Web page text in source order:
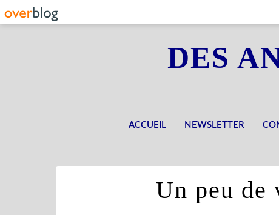
DES
ACCUEIL NEWSLETTER
Un peu de